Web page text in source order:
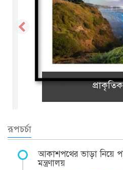
রূপচর্চা
আকাশপথের ভাড়া নিয়ে
মন্ত্রণালয়